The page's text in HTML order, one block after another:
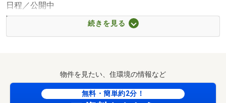
■【コンビニ】セブンイレブン高槻日吉台口店（約
1371m・徒歩18分）
■【ドラッグストア】ココカラファイン高槻インター店
■【郵便局】高槻日吉台郵便局（約868m・徒歩11分）
■【公園】緑が丘公園（約2512m・徒歩32分）
日程／公開中
時間／9:00～18:00
「工務店は決めているから土地を探したい」
「ローンが組めるのか不安・・・」
「そもそも何からしていけば良いか分からない・・・」
続きを見る
物件を見たい、住環境の情報など
無料・簡単約2分！